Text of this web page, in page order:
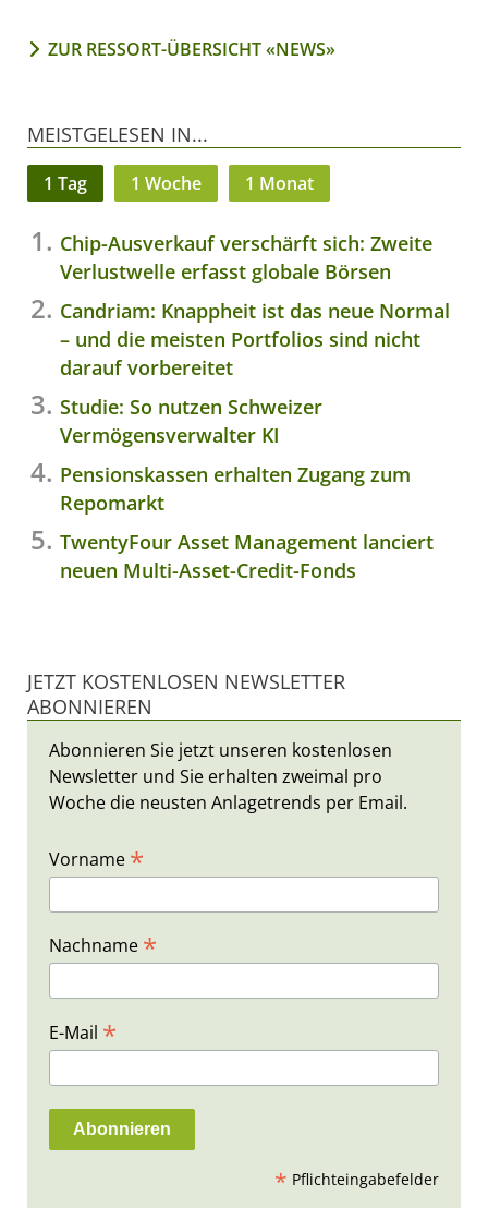
ZUR RESSORT-ÜBERSICHT «NEWS»
MEISTGELESEN IN...
1 Tag 1 Woche 1 Monat
Chip-Ausverkauf verschärft sich: Zweite
Verlustwelle erfasst globale Börsen
Candriam: Knappheit ist das neue Normal
– und die meisten Portfolios sind nicht
darauf vorbereitet
Studie: So nutzen Schweizer
Vermögensverwalter KI
Pensionskassen erhalten Zugang zum
Repomarkt
TwentyFour Asset Management lanciert
neuen Multi-Asset-Credit-Fonds
JETZT KOSTENLOSEN NEWSLETTER
ABONNIEREN
Abonnieren Sie jetzt unseren kostenlosen
Newsletter und Sie erhalten zweimal pro
Woche die neusten Anlagetrends per Email.
Vorname *
Nachname *
E-Mail *
* Pflichteingabefelder